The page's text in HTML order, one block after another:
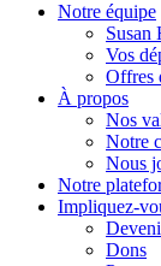
Notre équipe
Susan
Vos
Offres
À propos
Nos
Notre
Nous
Notre
Impliquez-
Dons